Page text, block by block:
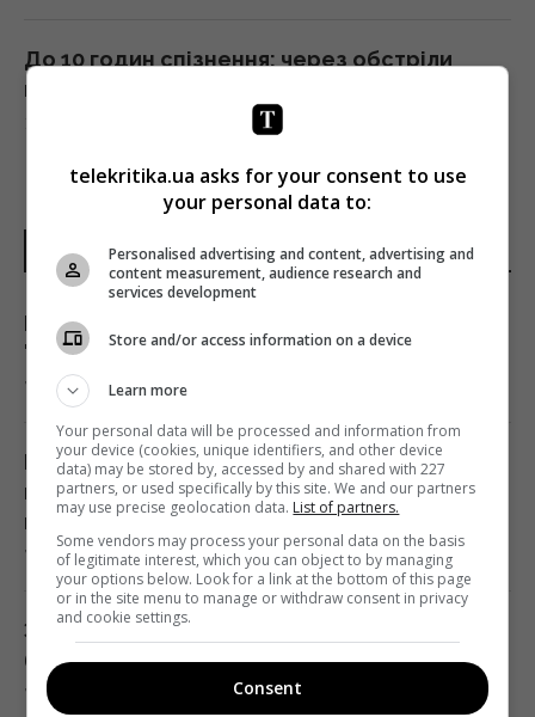
До 10 годин спізнення: через обстріли
низка поїздів курсують із затримками
Що дає сироватка з йодом для помідорів:
як правильно поливати та обприскувати
томати
19:00 п'ятниця, 07 серпня 2026
магазини замінять супермаркети, - експерт
18:42 п'ятниця, 07 серпня 2026
Ринок "лихоманить": квадратні метри в
новобудовах дорожчають, попри падіння
попиту
18:38 п'ятниця, 07 серпня 2026
В Херсонській області уражено базу ФСБ
"Беня House": Мадяр розкрив деталі (відео)
ОСТАННІ НОВИНИ
Навроцький вирішив допомогати Україні
"бити московитів": у РФ почалася істерика
7 серпня 2026, 19:59
Що буде з бронюванням
військовозобов'язаних: юрист попередив
про небезпечні зміни
7 серпня 2026, 19:42
З 1 вересня тисячі людей можуть втратити
бронювання: кого зачеплять зміни
7 серпня 2026, 19:37
telekritika.ua asks for your consent to use
your personal data to:
Personalised advertising and content, advertising and
content measurement, audience research and
services development
Store and/or access information on a device
Learn more
Your personal data will be processed and information from
your device (cookies, unique identifiers, and other device
data) may be stored by, accessed by and shared with 227
partners, or used specifically by this site. We and our partners
may use precise geolocation data. List of partners.
Some vendors may process your personal data on the basis
of legitimate interest, which you can object to by managing
your options below. Look for a link at the bottom of this page
or in the site menu to manage or withdraw consent in privacy
and cookie settings.
Consent